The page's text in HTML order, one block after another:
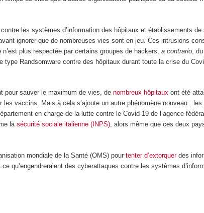
les systèmes d’information des hôpitaux et établissements
ignorer que de nombreuses vies sont en jeu. Ces intrusions
plus respectée par certains groupes de hackers,a contrario ,
type Randsomware contre des hôpitaux durant toute la crise du
pour sauver le maximum de vies, denombreux hôpitaux ont été
les vaccins. Mais à cela s’ajoute un autre phénomène nouveau :
en charge de la lutte contre le Covid-19 de l’agence
lasécurité sociale italienne (INPS), alors même que ces deux
mondiale de la Santé (OMS) pourtenter d’extorquerdes
qu’engendreraient des cyberattaques contre les systèmes